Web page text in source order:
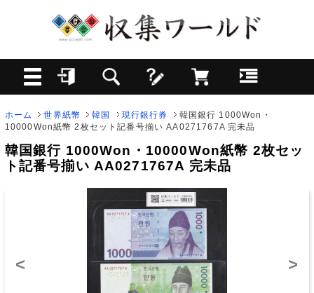
ホーム 世界紙幣 韓国 現行銀行券
韓国銀行 1000Won・
10000Won紙幣 2枚セット記番号揃い AA0271767A 完未品
韓国銀行 1000Won・10000Won紙幣 2枚セッ
ト記番号揃い AA0271767A 完未品
< >